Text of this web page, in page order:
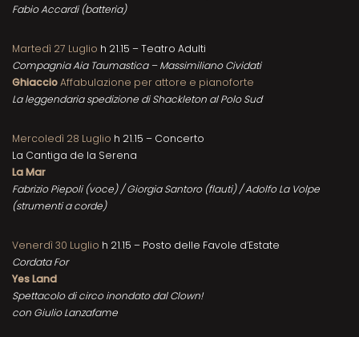
Fabio Accardi (batteria)
Martedì 27 Luglio h 21.15 – Teatro Adulti
Compagnia Aia Taumastica – Massimiliano Cividati
GhiaccioAffabulazione per attore e pianoforte
La leggendaria spedizione di Shackleton al Polo Sud
Mercoledì 28 Luglio h 21.15 – Concerto
La Cantiga de la Serena
La Mar
Fabrizio Piepoli (voce) / Giorgia Santoro (flauti) / Adolfo La Volpe
(strumenti a corde)
Venerdì 30 Luglio h 21.15 – Posto delle Favole d’Estate
Cordata For
Yes Land
Spettacolo di circo inondato dal Clown!
con Giulio Lanzafame